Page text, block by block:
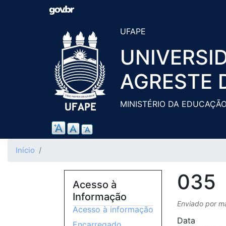
UFAPE
AGRESTE
MINISTÉRIO DA
Início
035
Enviado por
Data
Acesso à
Informação
Acesso à informação